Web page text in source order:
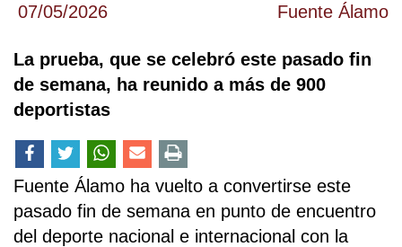
07/05/2026 Fuente Álamo
La prueba, que se celebró este pasado fin
de semana, ha reunido a más de 900
deportistas
Fuente Álamo ha vuelto a convertirse este
pasado fin de semana en punto de encuentro
del deporte nacional e internacional con la